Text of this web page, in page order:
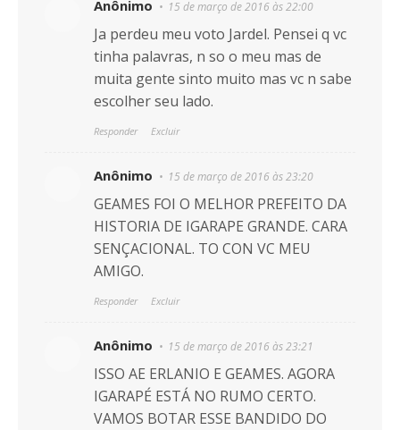
Anônimo 15 de março de 2016 às 22:00
Ja perdeu meu voto Jardel. Pensei q vc
tinha palavras, n so o meu mas de
muita gente sinto muito mas vc n sabe
escolher seu lado.
Responder Excluir
Anônimo 15 de março de 2016 às 23:20
GEAMES FOI O MELHOR PREFEITO DA
HISTORIA DE IGARAPE GRANDE. CARA
SENÇACIONAL. TO CON VC MEU
AMIGO.
Responder Excluir
Anônimo 15 de março de 2016 às 23:21
ISSO AE ERLANIO E GEAMES. AGORA
IGARAPÉ ESTÁ NO RUMO CERTO.
VAMOS BOTAR ESSE BANDIDO DO